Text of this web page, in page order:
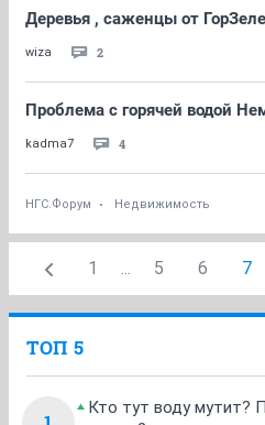
Деревья , саженцы от
wiza 2
Проблема с горячей водой
kadma7 4
НГС.Форум Недвижимость
1 ... 5 6 7
ТОП 5
Кто тут воду мутит?